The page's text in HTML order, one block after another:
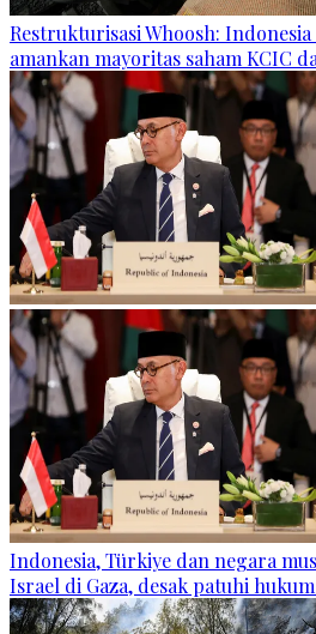
Restrukturisasi Whoosh:
amankan mayoritas saham KCIC
Indonesia, Türkiye dan negara
Israel di Gaza, desak patuhi